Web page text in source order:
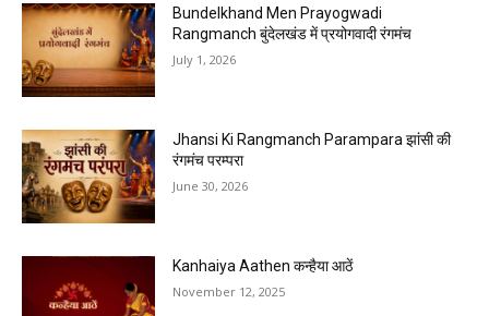
Bundelkhand Men Prayogwadi
Rangmanch बुंदेलखंड में प्रयोगवादी रंगमंच
July 1, 2026
Jhansi Ki Rangmanch Parampara झांसी की
रंगमंच परम्परा
June 30, 2026
Kanhaiya Aathen कन्हैया आठें
November 12, 2025